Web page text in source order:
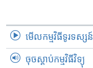
មើល​កម្មវិធី​ទូរទស្សន៍
ចុចស្តាប់កម្មវិធីវិទ្យុ